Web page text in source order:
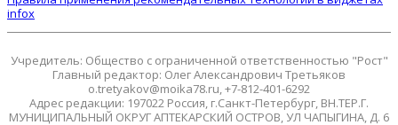
infox
Учредитель: Общество с ограниченной ответственностью "Рост"
Главный редактор: Олег Александрович Третьяков
o.tretyakov@moika78.ru, +7-812-401-6292
Адрес редакции: 197022 Россия, г.Санкт-Петербург, ВН.ТЕР.Г.
МУНИЦИПАЛЬНЫЙ ОКРУГ АПТЕКАРСКИЙ ОСТРОВ, УЛ ЧАПЫГИНА, Д. 6